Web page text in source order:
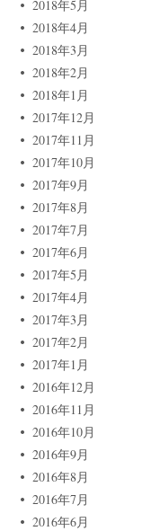
2018年5月
2018年4月
2018年3月
2018年2月
2018年1月
2017年12月
2017年11月
2017年10月
2017年9月
2017年8月
2017年7月
2017年6月
2017年5月
2017年4月
2017年3月
2017年2月
2017年1月
2016年12月
2016年11月
2016年10月
2016年9月
2016年8月
2016年7月
2016年6月